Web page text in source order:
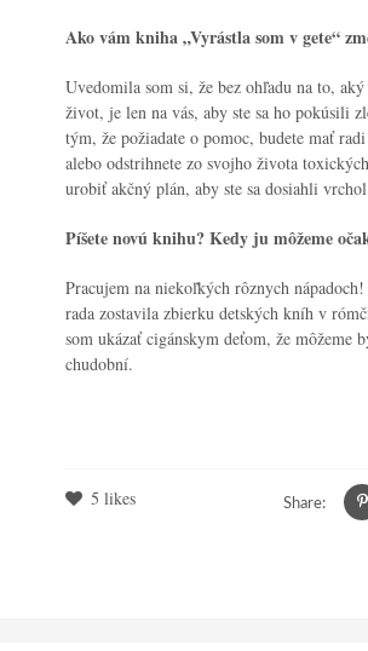
Ako vám kniha „Vyrástla som v gete“
Uvedomila som si, že bez ohľadu na to,
život, je len na vás, aby ste sa ho pokúsili
tým, že požiadate o pomoc, budete mať radi
alebo odstrihnete zo svojho života
urobiť akčný plán, aby ste sa dosiahli vrchol
Píšete novú knihu? Kedy ju môžeme
Pracujem na niekoľkých rôznych nápadoch!
rada zostavila zbierku detských kníh v
som ukázať cigánskym deťom, že môžeme
chudobní.
5 likes Share: